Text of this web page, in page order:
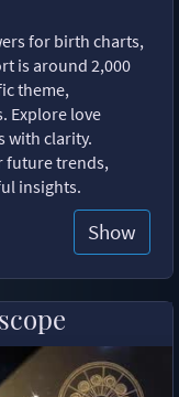
for birth charts,
is around 2,000
theme,
Explore love
with clarity.
future trends,
insights.
Show